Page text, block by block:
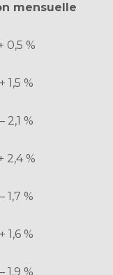
mensuelle
0,5 %
+ 1,5 %
– 2,1 %
2,4 %
– 1,7 %
+ 1,6 %
– 1,9 %